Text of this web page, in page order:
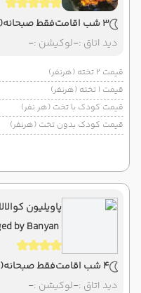
3 شب اقامت فقط صبحانه(BB)
دید اتاق :-لوکیشن :-
قیمت 2 تخته (هرنفر)
قیمت 1 تخته (هرنفر)
قیمت کودک با تخت (هر نفر)
قیمت کودک بدون تخت (هرنفر)
پاویلیون
by Banyan
4 شب اقامت
فقط صبحانه(BB)
دید اتاق :-لوکیشن :-